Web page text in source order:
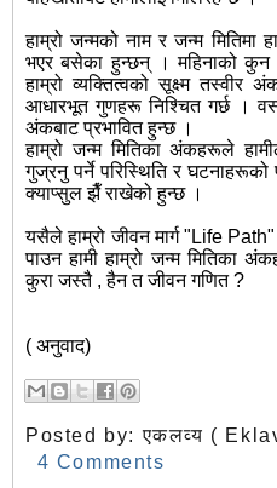
हाम्रो जन्मको नाम र जन्म
भएर बसेका हुन्छन् । महिनाको कुन
हाम्रो व्यक्तित्वको सूक्ष्म
आधारभूत गुणहरू निश्चित गर्छ ।
अंकबाट प्रभावित हुन्छ ।
हाम्रो जन्म मितिका अंकहरूले
गुज्रनु पर्ने परिस्थिति र
क्याप्सुल झैँ राखेको हुन्छ ।
यसैले हाम्रो जीवन मार्ग "Life Path"
पाउन हामी हाम्रो जन्म मितिका
कुरा जस्तै , हैन त जीवन गणित ?
( अनुवाद)
Posted by:एकलव्य (
4 Comments